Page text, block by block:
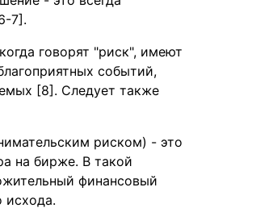
7].
говорят "риск", имеют
событий,
[8]. Следует также
риском) - это
на бирже. В такой
финансовый
исхода.